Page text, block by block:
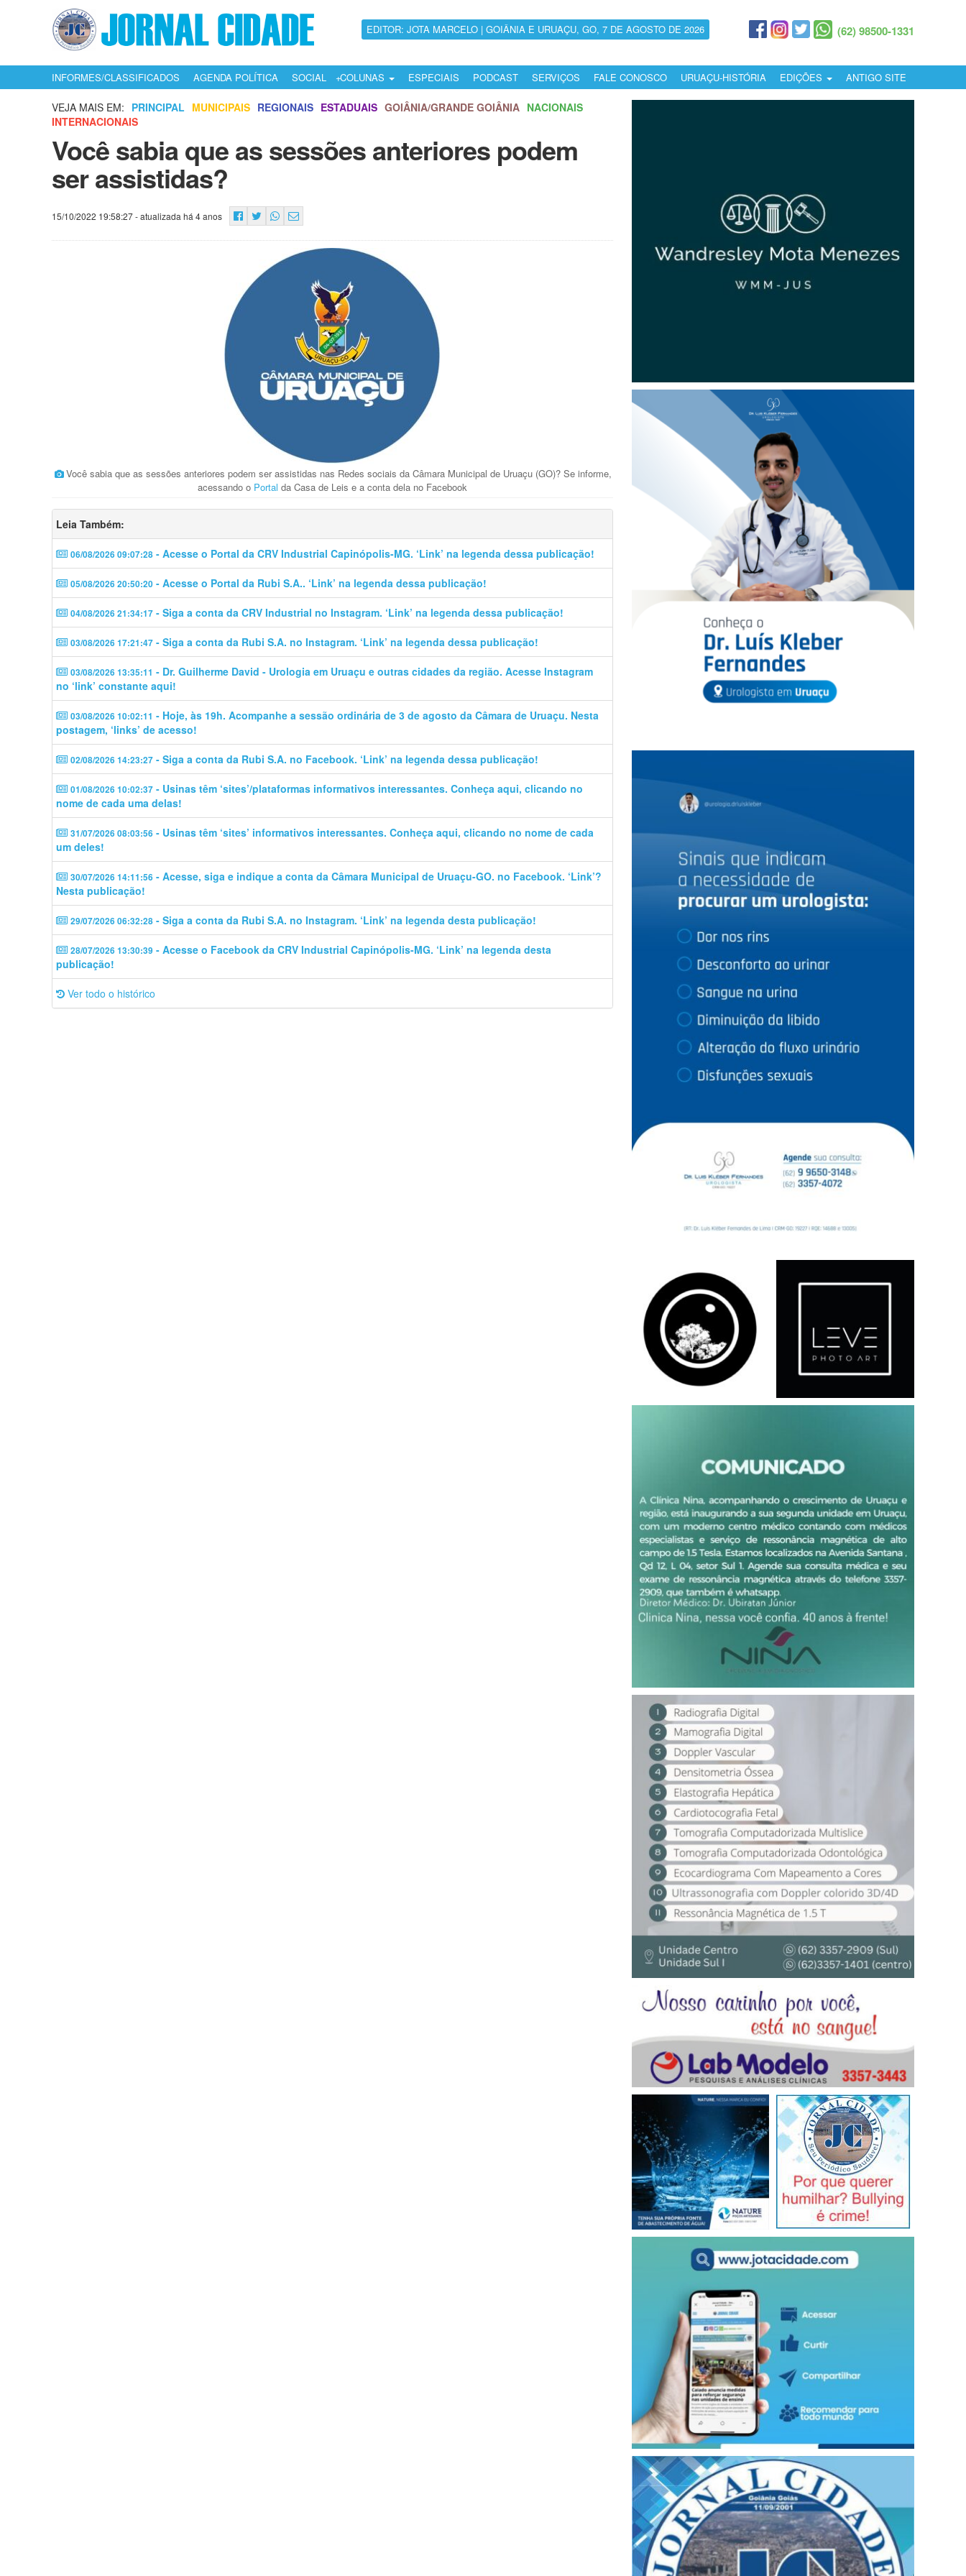
EDITOR: JOTA MARCELO | GOIÂNIA E URUAÇU, GO, 7 DE AGOSTO DE 2026 (62) 98500-1331
INFORMES/CLASSIFICADOS AGENDA POLÍTICA SOCIAL COLUNAS ESPECIAIS PODCAST SERVIÇOS FALE CONOSCO URUAÇU-HISTÓRIA EDIÇÕES ANTIGO SITE
VEJA MAIS EM: PRINCIPAL MUNICIPAIS REGIONAIS ESTADUAIS GOIÂNIA/GRANDE GOIÂNIA NACIONAIS
INTERNACIONAIS
Você sabia que as sessões anteriores podem
ser assistidas?
15/10/2022 19:58:27- atualizada há 4 anos
Você sabia que as sessões anteriores podem ser assistidas nas Redes sociais da Câmara Municipal de Uruaçu (GO)? Se informe,
acessando o Portal da Casa de Leis e a conta dela no Facebook
Leia Também:
06/08/2026 09:07:28 - Acesse o Portal da CRV Industrial Capinópolis-MG. ‘Link’ na legenda dessa publicação!
05/08/2026 20:50:20 - Acesse o Portal da Rubi S.A.. ‘Link’ na legenda dessa publicação!
04/08/2026 21:34:17 - Siga a conta da CRV Industrial no Instagram. ‘Link’ na legenda dessa publicação!
03/08/2026 17:21:47 - Siga a conta da Rubi S.A. no Instagram. ‘Link’ na legenda dessa publicação!
03/08/2026 13:35:11 - Dr. Guilherme David - Urologia em Uruaçu e outras cidades da região. Acesse Instagram
no ‘link’ constante aqui!
03/08/2026 10:02:11 - Hoje, às 19h. Acompanhe a sessão ordinária de 3 de agosto da Câmara de Uruaçu. Nesta
postagem, ‘links’ de acesso!
02/08/2026 14:23:27 - Siga a conta da Rubi S.A. no Facebook. ‘Link’ na legenda dessa publicação!
01/08/2026 10:02:37 - Usinas têm ‘sites’/plataformas informativos interessantes. Conheça aqui, clicando no
nome de cada uma delas!
31/07/2026 08:03:56 - Usinas têm ‘sites’ informativos interessantes. Conheça aqui, clicando no nome de cada
um deles!
30/07/2026 14:11:56 - Acesse, siga e indique a conta da Câmara Municipal de Uruaçu-GO. no Facebook. ‘Link’?
Nesta publicação!
29/07/2026 06:32:28 - Siga a conta da Rubi S.A. no Instagram. ‘Link’ na legenda desta publicação!
28/07/2026 13:30:39 - Acesse o Facebook da CRV Industrial Capinópolis-MG. ‘Link’ na legenda desta
publicação!
Ver todo o histórico